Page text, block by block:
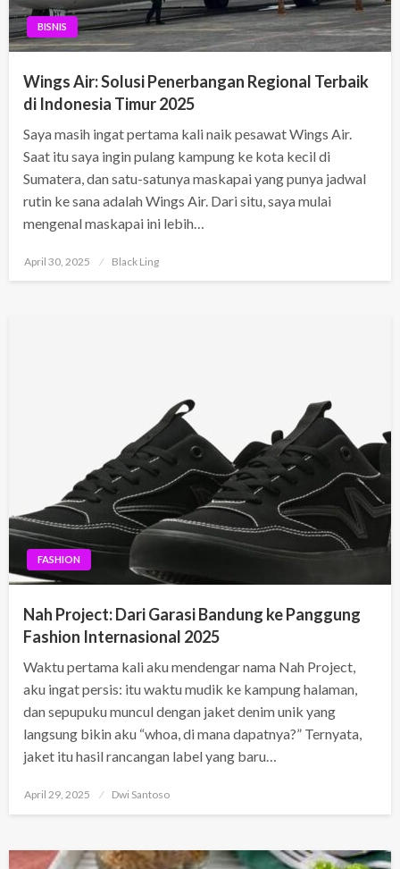
BISNIS
Wings Air: Solusi Penerbangan Regional Terbaik
di Indonesia Timur 2025
Saya masih ingat pertama kali naik pesawat Wings Air.
Saat itu saya ingin pulang kampung ke kota kecil di
Sumatera, dan satu-satunya maskapai yang punya jadwal
rutin ke sana adalah Wings Air. Dari situ, saya mulai
mengenal maskapai ini lebih…
Posted
April 30, 2025 Black Ling
FASHION
Nah Project: Dari Garasi Bandung ke Panggung
Fashion Internasional 2025
Waktu pertama kali aku mendengar nama Nah Project,
aku ingat persis: itu waktu mudik ke kampung halaman,
dan sepupuku muncul dengan jaket denim unik yang
langsung bikin aku “whoa, di mana dapatnya?” Ternyata,
jaket itu hasil rancangan label yang baru…
Posted
April 29, 2025 Dwi Santoso